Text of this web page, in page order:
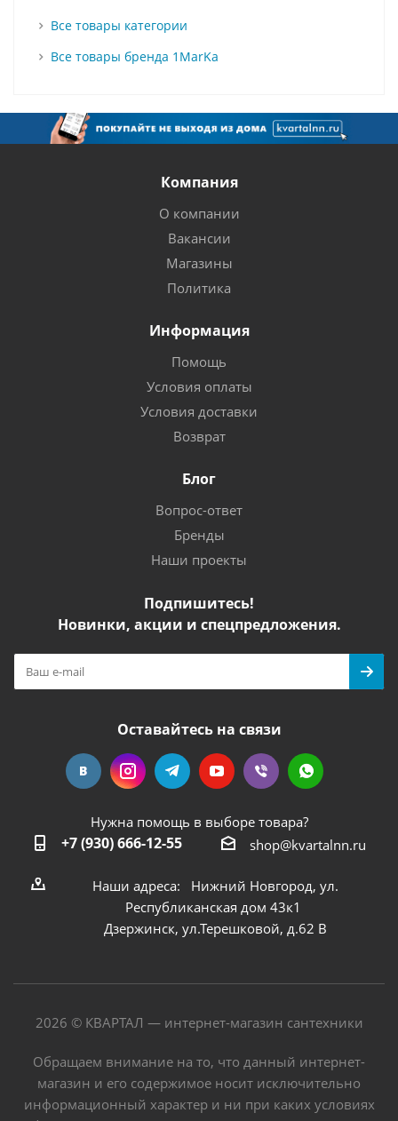
Все товары категории
Все товары бренда 1MarKa
Компания
О компании
Вакансии
Магазины
Политика
Информация
Помощь
Условия оплаты
Условия доставки
Возврат
Блог
Вопрос-ответ
Бренды
Наши проекты
Подпишитесь!
Новинки, акции и спецпредложения.
Оставайтесь на связи
Нужна помощь в выборе товара?
+7 (930) 666-12-55 shop@kvartalnn.ru
Наши адреса: Нижний Новгород, ул.
Республиканская дом 43к1
Дзержинск, ул.Терешковой, д.62 В
2026 © КВАРТАЛ — интернет-магазин сантехники
Обращаем внимание на то, что данный интернет-
магазин и его содержимое носит исключительно
информационный характер и ни при каких условиях